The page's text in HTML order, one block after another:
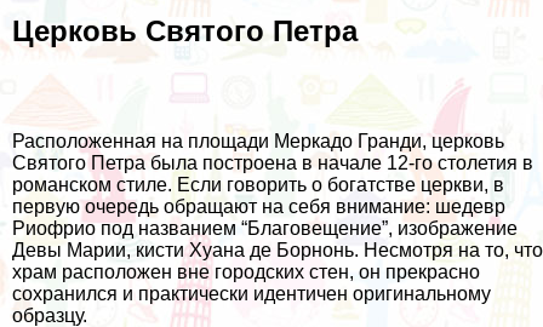
Церковь Святого Петра
Расположенная на площади Меркадо Гранди, церковь
Святого Петра была построена в начале 12-го столетия в
романском стиле. Если говорить о богатстве церкви, в
первую очередь обращают на себя внимание: шедевр
Риофрио под названием “Благовещение”, изображение
Девы Марии, кисти Хуана де Борнонь. Несмотря на то, что
храм расположен вне городских стен, он прекрасно
сохранился и практически идентичен оригинальному
образцу.